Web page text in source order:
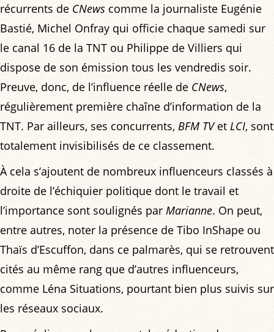
récurrents de CNews comme la journaliste Eugénie
Bastié, Michel Onfray qui officie chaque samedi sur
le canal 16 de la TNT ou Philippe de Villiers qui
dispose de son émission tous les vendredis soir.
Preuve, donc, de l’influence réelle de CNews,
régulièrement première chaîne d’information de la
TNT. Par ailleurs, ses concurrents, BFM TVet LCI, sont
totalement invisibilisés de ce classement.
À cela s’ajoutent de nombreux influenceurs classés à
droite de l’échiquier politique dont le travail et
l’importance sont soulignés par Marianne. On peut,
entre autres, noter la présence de Tibo InShape ou
Thaïs d’Escuffon, dans ce palmarès, qui se retrouvent
cités au même rang que d’autres influenceurs,
comme Léna Situations, pourtant bien plus suivis sur
les réseaux sociaux.